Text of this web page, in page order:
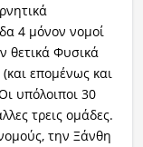
4 μόνον νομοί
θετικά Φυσικά
επομένως και
υπόλοιποι 30
τρεις ομάδες.
την Ξάνθη